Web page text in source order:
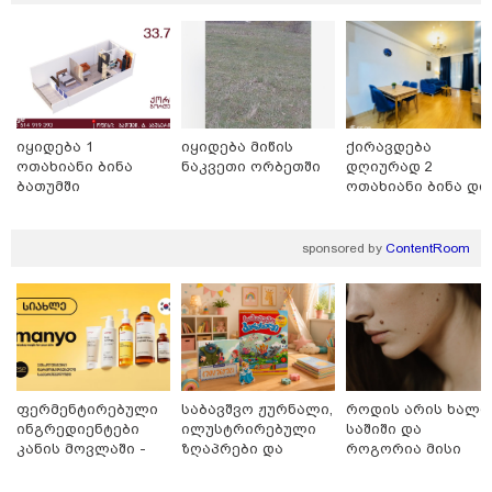
ირაკლი მელაშვილი - როგორც კი
ოპოზიციამ რეგიონებში გასვლა
დაიწყო, „ოცნებამ“ რეგიონებზე
გადაიტანა სიმძიმის ცენტრი,
მდინარაძეს პოლიტიკური ფუნქცია
ექნება: არჩევნებისთვის
მოამზადოს საქართველო - მათი
ამოცანაა, მაქსიმალური
უზრუნველყოფა ოპოზიციის
გია ჯაფარიძე - კობახიძის
წერილი რუსულად რომ
თარგმნოთ, პუტინის სიტყვებს
პრობლემას, ნამდვილად ვაპირებ
სანთლები, არამედ აღვადგინო
ხაზის ტელეფონიც
საზოგადოება
იყიდება 1
ოთახიანი ბინა
ბათუმში
იყიდება მიწის
ნაკვეთი ორბეთში
ქირავდება
დღიურად 2
ოთახიანი ბინა
sponsored by ContentRoom
ფერმენტირებული
ინგრედიენტები
კანის მოვლაში -
საბავშვო ჟურნალი,
ილუსტრირებული
ზღაპრები და
როდის არის ხალი
საშიში და
როგორია მისი